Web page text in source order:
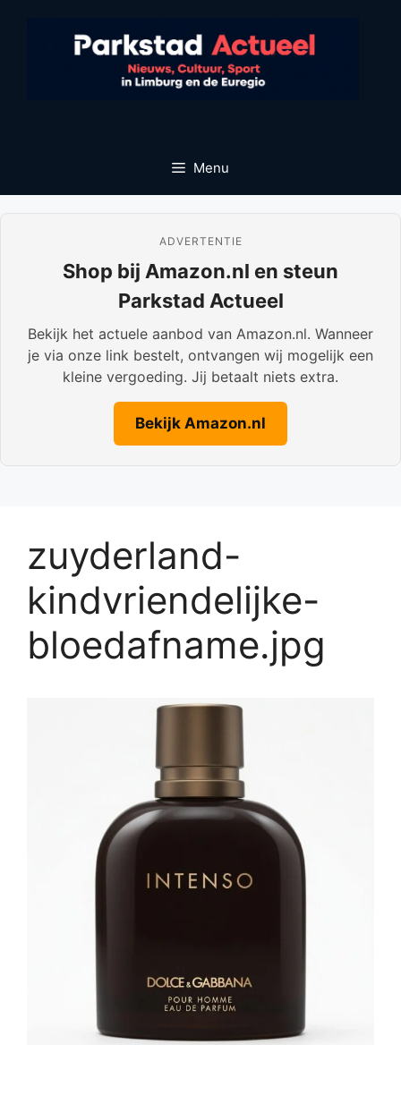
Menu
ADVERTENTIE
Shop bij Amazon.nl en steun
Parkstad Actueel
Bekijk het actuele aanbod van Amazon.nl. Wanneer
je via onze link bestelt, ontvangen wij mogelijk een
kleine vergoeding. Jij betaalt niets extra.
Bekijk Amazon.nl
zuyderland-
kindvriendelijke-
bloedafname.jpg